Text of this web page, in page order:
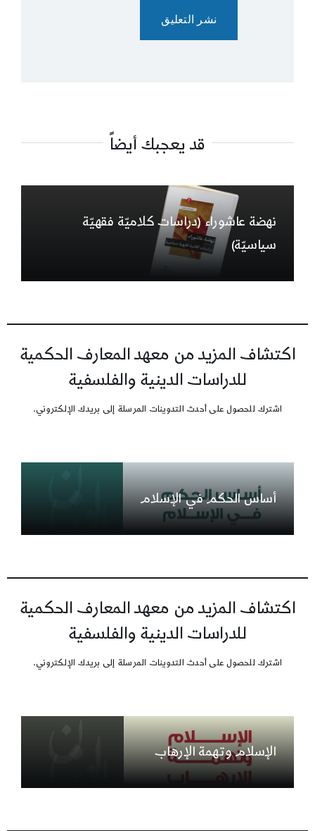
قد يعجبك أيضاً
نهضة عاشوراء (دراسات كلاميّة فقهيّة
سياسيّة)
اكتشاف المزيد من معهد المعارف الحكمية
للدراسات الدينية والفلسفية
اشترك للحصول على أحدث التدوينات المرسلة إلى بريدك الإلكتروني.
أساس الحكم في الإسلام
اكتشاف المزيد من معهد المعارف الحكمية
للدراسات الدينية والفلسفية
اشترك للحصول على أحدث التدوينات المرسلة إلى بريدك الإلكتروني.
الإسلام وتهمة الإرهاب